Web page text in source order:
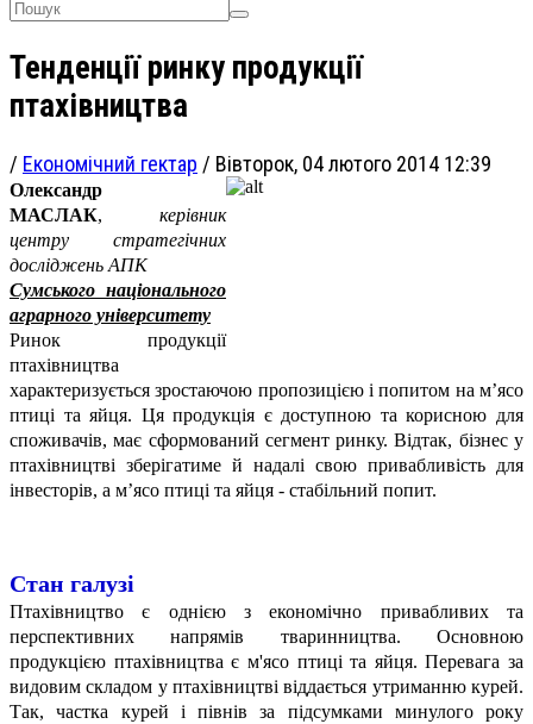
Тенденції ринку продукції
птахівництва
/ Економічний гектар / Вівторок, 04 лютого 2014 12:39
Олександр
МАСЛАК, керівник
центру стратегічних
досліджень АПК
Сумського національного
аграрного університету
Ринок продукції
птахівництва
характеризується зростаючою пропозицією і попитом на м’ясо
птиці та яйця. Ця продукція є доступною та корисною для
споживачів, має сформований сегмент ринку. Відтак, бізнес у
птахівництві зберігатиме й надалі свою привабливість для
інвесторів, а м’ясо птиці та яйця - стабільний попит.
Стан галузі
Птахівництво є однією з економічно привабливих та
перспективних напрямів тваринництва. Основною
продукцією птахівництва є м'ясо птиці та яйця. Перевага за
видовим складом у птахівництві віддається утриманню курей.
Так, частка курей і півнів за підсумками минулого року